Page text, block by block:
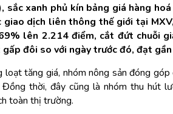
sắc xanh phủ kín bảng giá hàng
dịch liên thông thế giới tại
lên 2.214 điểm, cắt đứt chuỗi
đôi so với ngày trước đó, đạt
tăng giá, nhóm nông sản đóng góp
thời, đây cũng là nhóm thu hút
toàn thị trường.